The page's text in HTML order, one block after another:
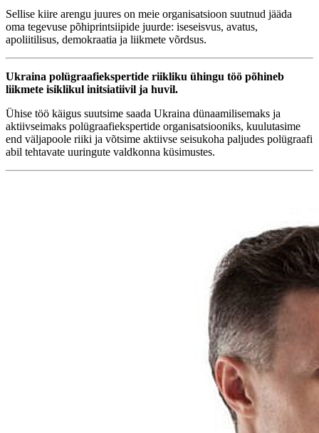
Sellise kiire arengu juures on meie organisatsioon suutnud jääda
oma tegevuse põhiprintsiipide juurde: iseseisvus, avatus,
apoliitilisus, demokraatia ja liikmete võrdsus.
Ukraina polügraafiekspertide riikliku ühingu töö põhineb
liikmete isiklikul initsiatiivil ja huvil.
Ühise töö käigus suutsime saada Ukraina dünaamilisemaks ja
aktiivseimaks polügraafiekspertide organisatsiooniks, kuulutasime
end väljapoole riiki ja võtsime aktiivse seisukoha paljudes polügraafi
abil tehtavate uuringute valdkonna küsimustes.